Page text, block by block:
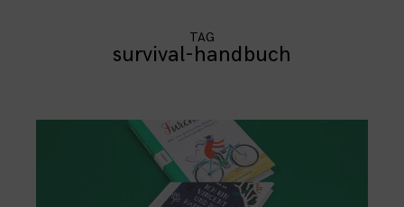
TAG
survival-handbuch